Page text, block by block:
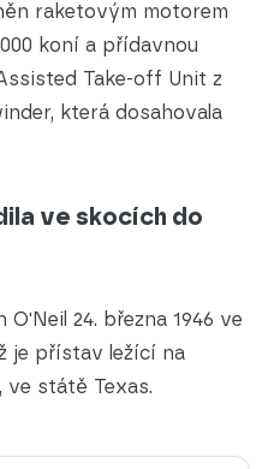
raketovým motorem
koní a přídavnou
Take-off Unit z
která dosahovala
ve skocích do
24. března 1946 ve
je přístav ležící na
ve státě Texas.